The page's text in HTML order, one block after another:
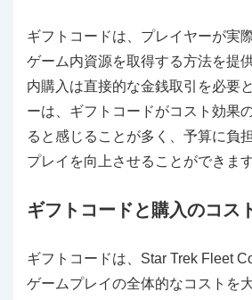
ギフトコードは、プレイヤーが実
ゲーム内資源を取得する方法を提
内購入は直接的な金銭取引を必要
ーは、ギフトコードがコスト効果
ると感じることが多く、予算に負
プレイを向上させることができます
ギフトコードと購入のコス
ギフトコードは、Star Trek Fleet
ゲームプレイの全体的なコストを